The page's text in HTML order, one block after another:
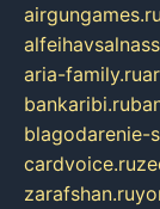
airgungames.ru
aria-family.ru
bankaribi.ru
blagodarenie-
cardvoice.ru
zarafshan.ru